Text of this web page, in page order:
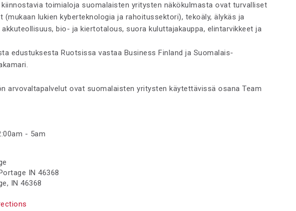
toimialoja suomalaisten yritysten näkökulmasta ovat turvalliset
(mukaan lukien kyberteknologia ja rahoitussektori), tekoäly, älykäs ja
akkuteollisuus, bio- ja kiertotalous, suora kuluttajakauppa, elintarvikkeet ja
edustuksesta Ruotsissa vastaa Business Finland ja Suomalais-
arvovaltapalvelut ovat suomalaisten yritysten käytettävissä osana Team
- 5am
IN 46368
IN 46368